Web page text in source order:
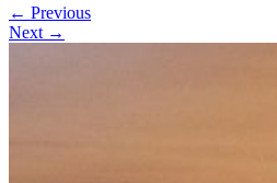
← Previous
Next →